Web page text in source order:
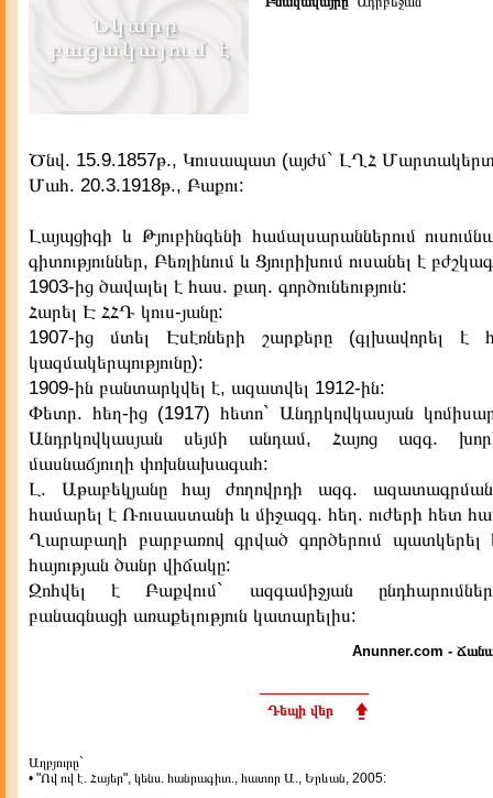
Ծնվ. 15.9.1857թ., Կուսապատ (այժմ` ԼՂՀ Մարտակերտի
Մահ. 20.3.1918թ., Բաքու:
Լայպցիգի և Թյուբինգենի համալսարաններում
գիտություններ, Բեռլինում և Ցյուրիխում ուսանել է
1903-ից ծավալել է հաս. քաղ. գործունեություն:
Հարել Է ՀՀԴ կուս-յանը:
1907-ից մտել Էսէռների շարքերը (գլխավորել է
կազմակերպությունը):
1909-ին բանտարկվել է, ազատվել 1912-ին:
Փետր. հեղ-ից (1917) հետո` Անդրկովկասյան
Անդրկովկասյան սեյմի անդամ, Հայոց ազգ.
մասնաճյուղի փոխնախագահ:
Լ. Աթաբեկյանը հայ ժողովրդի ազգ.
համարել է Ռուսաստանի և միջազգ. հեղ. ուժերի հետ
Ղարաբաղի բարբառով գրված գործերում
հայության ծանր վիճակը:
Զոհվել է Բաքվում` ազգամիջյան
բանագնացի առաքելություն կատարելիս:
Anunner.com -
Դեպի վեր
Աղբյուրը`
• "Ով ով է. Հայեր", կենս. հանրագիտ., հատոր Ա., Երևան, 2005: